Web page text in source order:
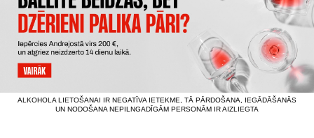
ALKOHOLA LIETOŠANAI IR NEGATĪVA IETEKME, TĀ PĀRDOŠANA, IEGĀDĀŠANĀS
UN NODOŠANA NEPILNGADĪGĀM PERSONĀM IR AIZLIEGTA